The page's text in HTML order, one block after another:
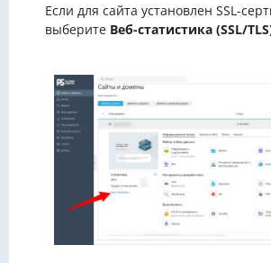
Если для сайта установлен SSL-
выберите Веб-статистика (SSL/